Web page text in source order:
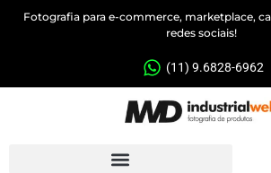
Fotografia para e-commerce, marketplace,
redes sociais!
(11) 9.6828-6962